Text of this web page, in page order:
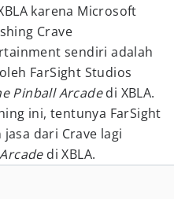
karena Microsoft
Crave
sendiri adalah
FarSight Studios
Pinball Arcadedi XBLA.
ini, tentunya FarSight
dari Crave lagi
di XBLA.